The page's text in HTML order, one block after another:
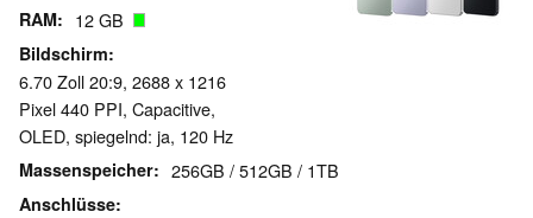
RAM 12 GB
Bildschirm
6.70 Zoll 20:9, 2688 x 1216
Pixel 440 PPI, Capacitive,
OLED, spiegelnd: ja, 120 Hz
Massenspeicher 256GB / 512GB / 1TB
Anschlüsse